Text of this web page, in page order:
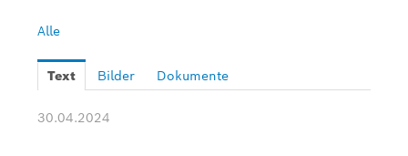
Power Tools
Alle
Text Bilder Dokumente
30.04.2024